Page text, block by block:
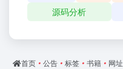
源码分析
首页 • 公告 • 标签 • 书籍 • 网址